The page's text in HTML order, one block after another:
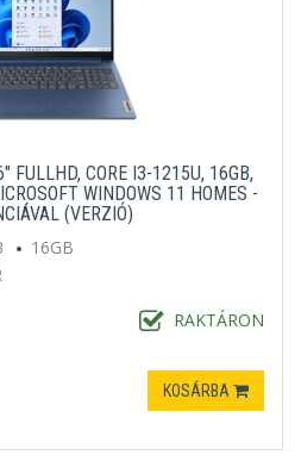
FULLHD, CORE I3-1215U, 16GB,
WINDOWS 11 HOMES -
(VERZIÓ)
16GB
RAKTÁRON
KOSÁRBA